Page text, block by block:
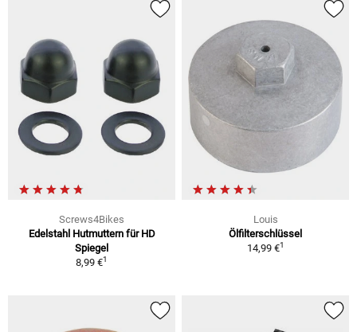
Screws4Bikes
Edelstahl Hutmuttern für HD
Spiegel
8,99 €1
Louis
Ölfilterschlüssel
14,99 €1